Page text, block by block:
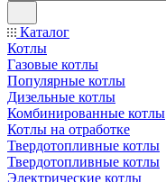
Каталог
Котлы
Газовые котлы
Популярные котлы
Дизельные котлы
Комбинированные котлы
Котлы на отработке
Твердотопливные котлы
Твердотопливные котлы
Электрические котлы